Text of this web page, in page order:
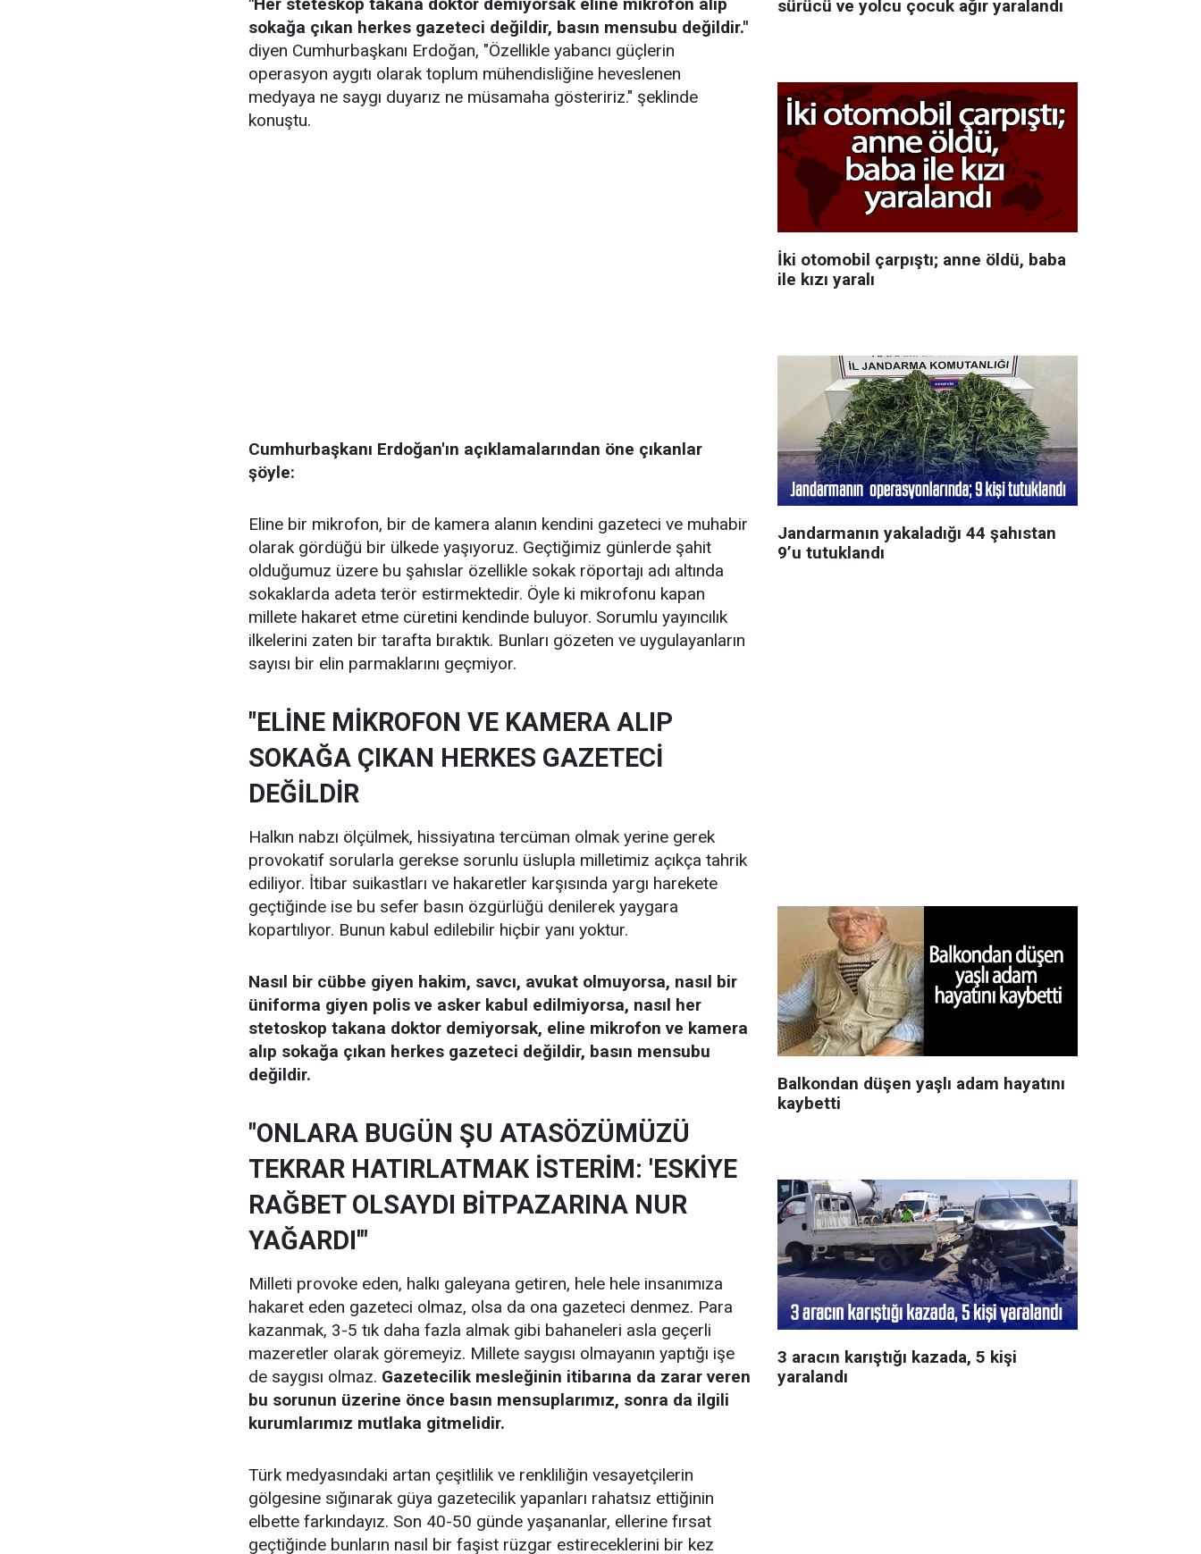
sokağa çıkan herkes gazeteci değildir, basın mensubu değildir."
diyen Cumhurbaşkanı Erdoğan, "Özellikle yabancı güçlerin
operasyon aygıtı olarak toplum mühendisliğine heveslenen
medyaya ne saygı duyarız ne müsamaha gösteririz." şeklinde
konuştu.
Cumhurbaşkanı Erdoğan'ın açıklamalarından öne çıkanlar
şöyle:
Eline bir mikrofon, bir de kamera alanın kendini gazeteci ve muhabir
olarak gördüğü bir ülkede yaşıyoruz. Geçtiğimiz günlerde şahit
olduğumuz üzere bu şahıslar özellikle sokak röportajı adı altında
sokaklarda adeta terör estirmektedir. Öyle ki mikrofonu kapan
millete hakaret etme cüretini kendinde buluyor. Sorumlu yayıncılık
ilkelerini zaten bir tarafta bıraktık. Bunları gözeten ve uygulayanların
sayısı bir elin parmaklarını geçmiyor.
"ELİNE MİKROFON VE KAMERA ALIP
SOKAĞA ÇIKAN HERKES GAZETECİ
DEĞİLDİR
Halkın nabzı ölçülmek, hissiyatına tercüman olmak yerine gerek
provokatif sorularla gerekse sorunlu üslupla milletimiz açıkça tahrik
ediliyor. İtibar suikastları ve hakaretler karşısında yargı harekete
geçtiğinde ise bu sefer basın özgürlüğü denilerek yaygara
kopartılıyor. Bunun kabul edilebilir hiçbir yanı yoktur.
Nasıl bir cübbe giyen hakim, savcı, avukat olmuyorsa, nasıl bir
üniforma giyen polis ve asker kabul edilmiyorsa, nasıl her
stetoskop takana doktor demiyorsak, eline mikrofon ve kamera
alıp sokağa çıkan herkes gazeteci değildir, basın mensubu
değildir.
"ONLARA BUGÜN ŞU ATASÖZÜMÜZÜ
TEKRAR HATIRLATMAK İSTERİM: 'ESKİYE
RAĞBET OLSAYDI BİTPAZARINA NUR
YAĞARDI'"
Milleti provoke eden, halkı galeyana getiren, hele hele insanımıza
hakaret eden gazeteci olmaz, olsa da ona gazeteci denmez. Para
kazanmak, 3-5 tık daha fazla almak gibi bahaneleri asla geçerli
mazeretler olarak göremeyiz. Millete saygısı olmayanın yaptığı işe
de saygısı olmaz. Gazetecilik mesleğinin itibarına da zarar veren
bu sorunun üzerine önce basın mensuplarımız, sonra da ilgili
kurumlarımız mutlaka gitmelidir.
Türk medyasındaki artan çeşitlilik ve renkliliğin vesayetçilerin
gölgesine sığınarak güya gazetecilik yapanları rahatsız ettiğinin
elbette farkındayız. Son 40-50 günde yaşananlar, ellerine fırsat
geçtiğinde bunların nasıl bir faşist rüzgar estireceklerini bir kez
sürücü ve yolcu çocuk ağır yaralandı
İki otomobil çarpıştı; anne öldü, baba
ile kızı yaralı
Jandarmanın yakaladığı 44 şahıstan
9’u tutuklandı
Balkondan düşen yaşlı adam hayatını
kaybetti
3 aracın karıştığı kazada, 5 kişi
yaralandı